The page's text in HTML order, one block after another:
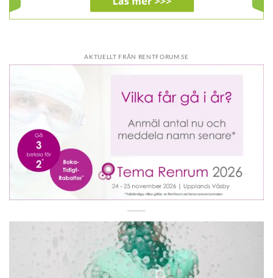
AKTUELLT FRÅN RENTFORUM.SE